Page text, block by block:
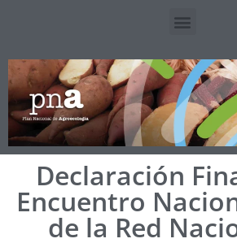
Declaración
Encuentro
de la Red